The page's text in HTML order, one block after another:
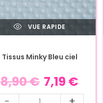
VUE RAPIDE
Tissus Minky Bleu ciel
8,90€ 7,19 €